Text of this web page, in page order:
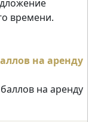
времени.
на аренду